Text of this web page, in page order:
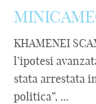
KHAMENEI
l’ipotesi
stata arrestata
politica”, ...